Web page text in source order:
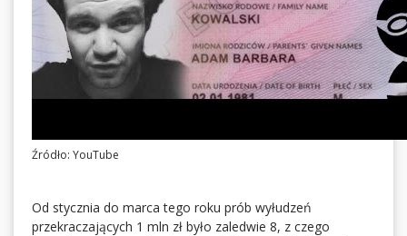
Źródło: YouTube
Od stycznia do marca tego roku prób wyłudzeń
przekraczających 1 mln zł było zaledwie 8, z czego